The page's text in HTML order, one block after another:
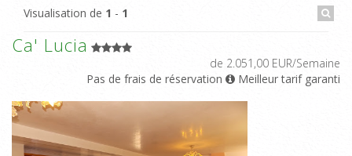
Visualisation de 1 - 1
Ca' Lucia
de 2.051,00 EUR/Semaine
Pas de frais de réservation
Meilleur tarif garanti